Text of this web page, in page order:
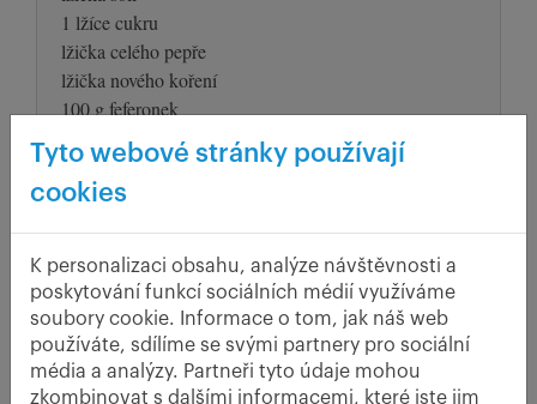
1 lžíce cukru
lžička celého pepře
lžička nového koření
100 g feferonek
50 g hořčice
V tomto předkrmu jsou ukryty hned dvě
rarity. Česká vynikající uzenka, ve které by
měla být kromě masa až 1/3 špeku a unikátní
úprava v octovém nálevu s kořením. Jejich
potopení do nálevu dalo této specialitě i její
jméno.
Tyto webové stránky používají
cookies
K personalizaci obsahu, analýze návštěvnosti a
poskytování funkcí sociálních médií využíváme
soubory cookie. Informace o tom, jak náš web
používáte, sdílíme se svými partnery pro sociální
média a analýzy. Partneři tyto údaje mohou
zkombinovat s dalšími informacemi, které jste jim